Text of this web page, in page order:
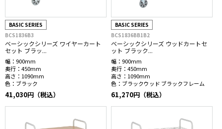
BASIC SERIES
BCS1836B3
ベーシックシリーズ ワイヤーカート
セット ブラッ...
幅： 900mm
奥行： 450mm
高さ： 1090mm
色： ブラック
41,030円（税込）
BASIC SERIES
BCS1836BB1B2
ベーシックシリーズ ウッドカートセ
ット ブラック...
幅： 900mm
奥行： 450mm
高さ： 1090mm
色： ブラックウッド ブラックフレーム
61,270円（税込）